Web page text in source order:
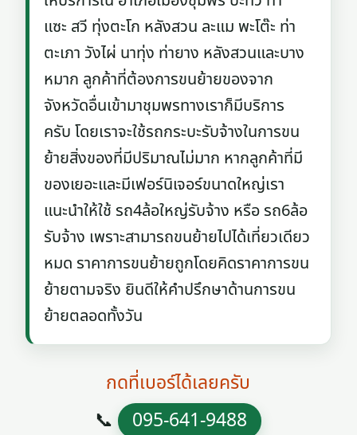
แซะ สวี ทุ่งตะโก หลังสวน ละแม พะโต๊ะ ท่า
ตะเภา วังไผ่ นาทุ่ง ท่ายาง หลังสวนและบาง
หมาก ลูกค้าที่ต้องการขนย้ายของจาก
จังหวัดอื่นเข้ามาชุมพรทางเราก็มีบริการ
ครับ โดยเราจะใช้รถกระบะรับจ้างในการขน
ย้ายสิ่งของที่มีปริมาณไม่มาก หากลูกค้าที่มี
ของเยอะและมีเฟอร์นิเจอร์ขนาดใหญ่เรา
แนะนำให้ใช้ รถ4ล้อใหญ่รับจ้าง หรือ รถ6ล้อ
รับจ้าง เพราะสามารถขนย้ายไปได้เที่ยวเดียว
หมด ราคาการขนย้ายถูกโดยคิดราคาการขน
ย้ายตามจริง ยินดีให้คำปรึกษาด้านการขน
ย้ายตลอดทั้งวัน
กดที่เบอร์ได้เลยครับ
📞 095-641-9488